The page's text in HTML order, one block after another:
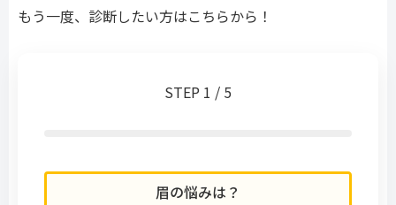
もう一度、診断したい方はこちらから！
STEP 1 / 5
眉の悩みは？